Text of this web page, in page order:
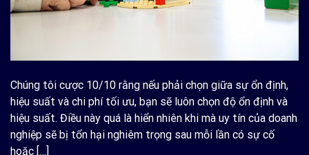
Chúng tôi cược 10/10 rằng nếu phải chọn giữa sự ổn định,
hiệu suất và chi phí tối ưu, bạn sẽ luôn chọn độ ổn định và
hiệu suất. Điều này quá là hiển nhiên khi mà uy tín của doanh
nghiệp sẽ bị tổn hại nghiêm trọng sau mỗi lần có sự cố
hoặc […]